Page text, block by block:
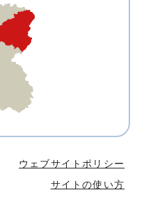
ウェブサイトポリシー
サイトの使い方